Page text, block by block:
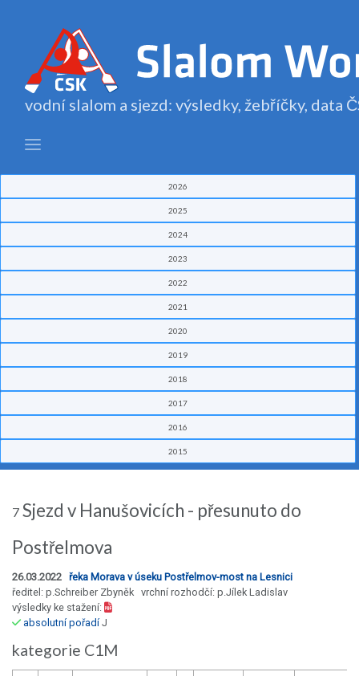
vodní slalom a sjezd: výsledky, žebříčky, data
2026
2025
2024
2023
2022
2021
2020
2019
2018
2017
2016
2015
7 Sjezd v Hanušovicích - přesunuto do
Postřelmova
26.03.2022 řeka Morava v úseku Postřelmov-most na Lesnici
ředitel: p.Schreiber Zbyněk vrchní rozhodčí: p.Jílek Ladislav
výsledky ke stažení:
absolutní pořadíJ
kategorie C1M